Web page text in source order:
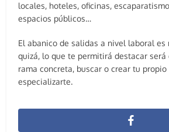
locales, hoteles, oficinas,
espacios públicos…
El abanico de salidas a nivel laboral es
quizá, lo que te permitirá destacar
rama concreta, buscar o crear tu propio
especializarte.